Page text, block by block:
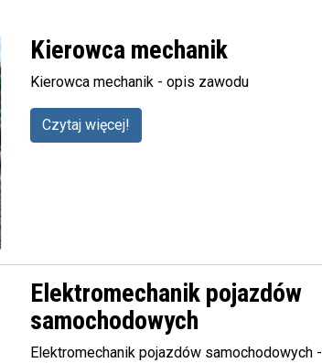
Kierowca mechanik
Kierowca mechanik - opis zawodu
Czytaj więcej!
Elektromechanik pojazdów
samochodowych
Elektromechanik pojazdów samochodowych -